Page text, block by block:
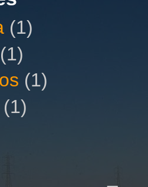
(1)
(1)
(1)
(1)